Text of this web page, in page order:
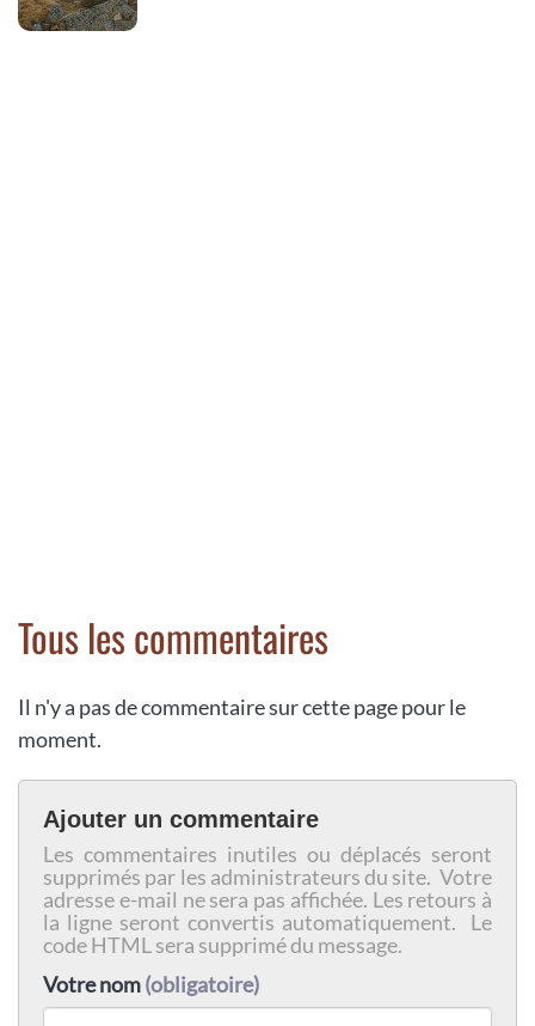
Tous les commentaires
Il n'y a pas de commentaire sur cette page pour le
moment.
Ajouter un commentaire
Les commentaires inutiles ou déplacés seront
supprimés par les administrateurs du site. Votre
adresse e-mail ne sera pas affichée. Les retours à
la ligne seront convertis automatiquement. Le
code HTML sera supprimé du message.
Votre nom(obligatoire)